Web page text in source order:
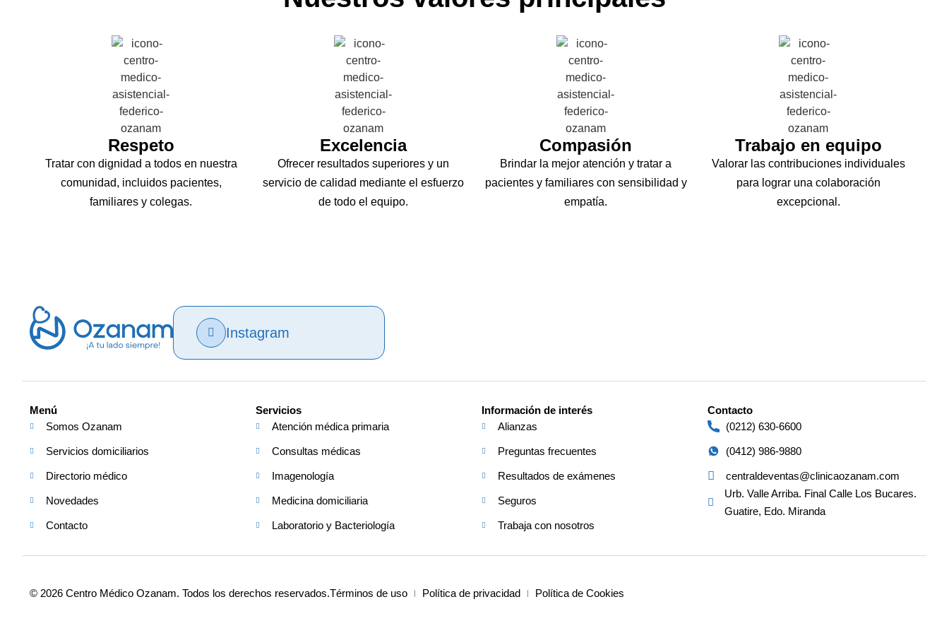
Respeto
Tratar con dignidad a todos en nuestra
comunidad, incluidos pacientes,
familiares y colegas.
Excelencia
Ofrecer resultados superiores y un
servicio de calidad mediante el esfuerzo
de todo el equipo.
Compasión
Brindar la mejor atención y tratar a
pacientes y familiares con sensibilidad y
empatía.
Trabajo en equipo
Valorar las contribuciones individuales
para lograr una colaboración
excepcional.
Instagram
Menú
Somos Ozanam
Servicios domiciliarios
Directorio médico
Novedades
Contacto
Servicios
Atención médica primaria
Consultas médicas
Imagenología
Medicina domiciliaria
Laboratorio y Bacteriología
Información de interés
Alianzas
Preguntas frecuentes
Resultados de exámenes
Seguros
Trabaja con nosotros
Contacto
(0212) 630-6600
(0412) 986-9880
centraldeventas@clinicaozanam.com
Urb. Valle Arriba. Final Calle Los Bucares.
Guatire, Edo. Miranda
© 2026 Centro Médico Ozanam. Todos los derechos reservados.Términos de uso Política de privacidad Política de Cookies